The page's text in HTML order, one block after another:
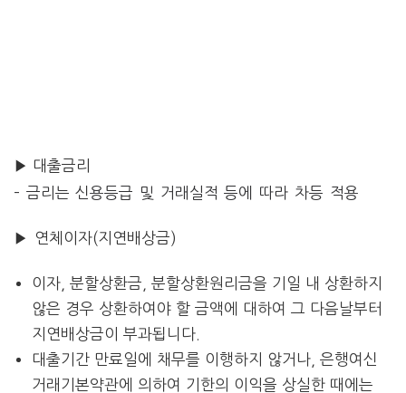
▶ 대출금리
– 금리는 신용등급 및 거래실적 등에 따라 차등 적용
▶ 연체이자(지연배상금)
이자, 분할상환금, 분할상환원리금을 기일 내 상환하지
않은 경우 상환하여야 할 금액에 대하여 그 다음날부터
지연배상금이 부과됩니다.
대출기간 만료일에 채무를 이행하지 않거나, 은행여신
거래기본약관에 의하여 기한의 이익을 상실한 때에는